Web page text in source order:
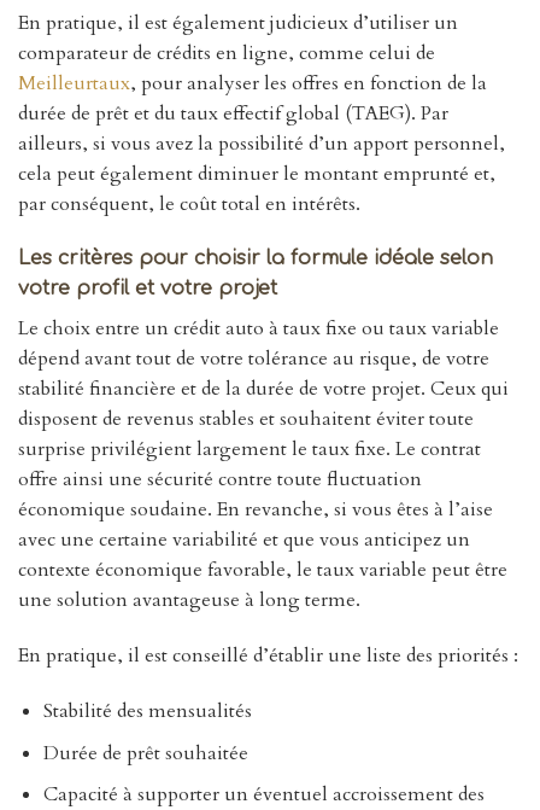
En pratique, il est également judicieux d’utiliser un
comparateur de crédits en ligne, comme celui de
Meilleurtaux, pour analyser les offres en fonction de la
durée de prêt et du taux effectif global (TAEG). Par
ailleurs, si vous avez la possibilité d’un apport personnel,
cela peut également diminuer le montant emprunté et,
par conséquent, le coût total en intérêts.
Les critères pour choisir la formule idéale selon
votre profil et votre projet
Le choix entre un crédit auto à taux fixe ou taux variable
dépend avant tout de votre tolérance au risque, de votre
stabilité financière et de la durée de votre projet. Ceux qui
disposent de revenus stables et souhaitent éviter toute
surprise privilégient largement le taux fixe. Le contrat
offre ainsi une sécurité contre toute fluctuation
économique soudaine. En revanche, si vous êtes à l’aise
avec une certaine variabilité et que vous anticipez un
contexte économique favorable, le taux variable peut être
une solution avantageuse à long terme.
En pratique, il est conseillé d’établir une liste des priorités :
Stabilité des mensualités
Durée de prêt souhaitée
Capacité à supporter un éventuel accroissement des